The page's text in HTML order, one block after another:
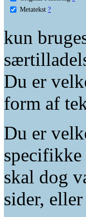
Metatekst ?
kun
Du er
form af
Du er
specifikke
skal dog
sider,